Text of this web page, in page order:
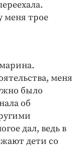
меня трое
меня
было
об
дал, ведь в
дети со